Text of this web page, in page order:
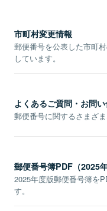
市町村変更情報
郵便番号を公表した市町
しています。
よくあるご質問・お問
郵便番号に関するさまざ
郵便番号簿PDF（2025年
2025年度版郵便番号簿を
す。